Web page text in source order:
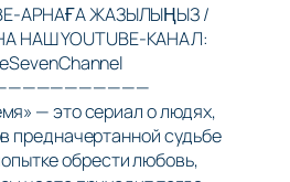
АРНАҒА ЖАЗЫЛЫҢЫЗ /
НАШ YOUTUBE-КАНАЛ:
— это сериал о людях,
предначертанной судьбе
обрести любовь,